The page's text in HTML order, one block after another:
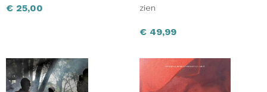
€ 25,00 zien
€ 49,99